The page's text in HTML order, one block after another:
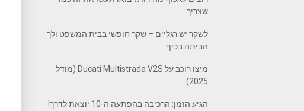
שצריך
לשקר יש רגליים – שקר חופשי בבית המשפט ולך
הביתה בכיף
מיצו רוכב על Ducati Multistrada V2S (מודל
2025)
הגיע הזמן: הרכיבה בהפתעה ה-10 יוצאת לדרך!